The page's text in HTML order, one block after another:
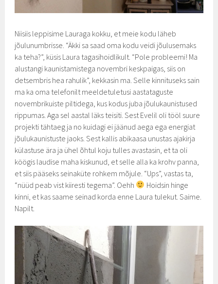
Niisiis leppisime Lauraga kokku, et meie kodu läheb
jõulunumbrisse. “Äkki sa saad oma kodu veidi jõulusemaks
ka teha?”, küsis Laura tagasihoidlikult. “Pole probleemi! Ma
alustangi kaunistamistega novembri keskpaigas, siis on
detsembris hea rahulik”, kekkasin ma. Selle kinnituseks sain
ma ka oma telefonilt meeldetuletusi aastataguste
novembrikuiste piltidega, kus kodus juba jõulukaunistused
rippumas. Aga sel aastal läks teisiti. Sest Evelil oli tööl suure
projekti tähtaeg ja no kuidagi ei jäänud aega ega energiat
jõulukaunistuste jaoks. Sest kallis abikaasa unustas ajakirja
külastuse ära ja ühel õhtul koju tulles avastasin, et ta oli
köögis laudise maha kiskunud, et selle alla ka krohv panna,
et siis pääseks seinaküte rohkem mõjule. “Ups”, vastas ta,
“nüüd peab vist kiiresti tegema”. Oehh
Hoidsin hinge
kinni, et kas saame seinad korda enne Laura tulekut. Saime.
Napilt.